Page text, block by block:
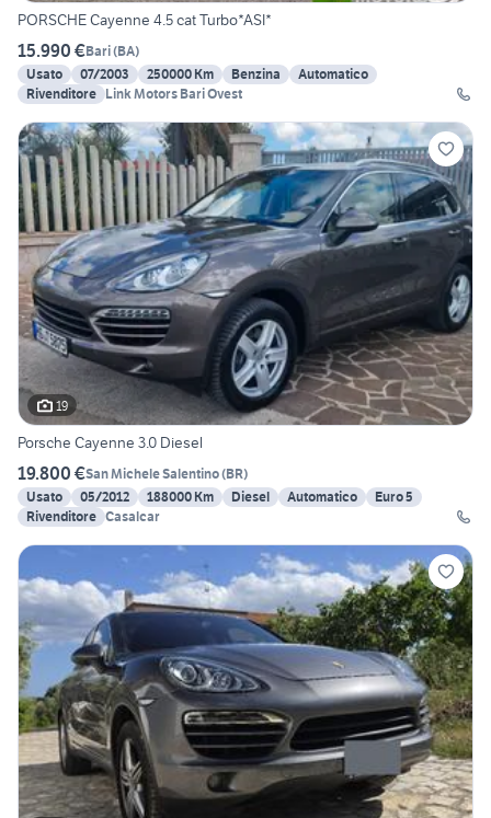
PORSCHE Cayenne 4.5 cat Turbo*ASI*
15.990 €Bari(BA)
Usato
07/2003 250000 Km Benzina
Automatico
Rivenditore Link Motors Bari Ovest
19
Porsche Cayenne 3.0 Diesel
19.800 €San Michele Salentino(BR)
Usato
05/2012 188000 Km Diesel Automatico
Euro 5
Rivenditore Casalcar